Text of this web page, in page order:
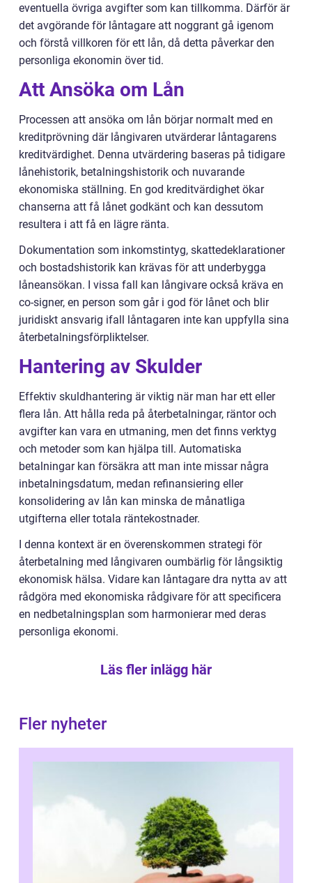
eventuella övriga avgifter som kan tillkomma. Därför är
det avgörande för låntagare att noggrant gå igenom
och förstå villkoren för ett lån, då detta påverkar den
personliga ekonomin över tid.
Att Ansöka om Lån
Processen att ansöka om lån börjar normalt med en
kreditprövning där långivaren utvärderar låntagarens
kreditvärdighet. Denna utvärdering baseras på tidigare
lånehistorik, betalningshistorik och nuvarande
ekonomiska ställning. En god kreditvärdighet ökar
chanserna att få lånet godkänt och kan dessutom
resultera i att få en lägre ränta.
Dokumentation som inkomstintyg, skattedeklarationer
och bostadshistorik kan krävas för att underbygga
låneansökan. I vissa fall kan långivare också kräva en
co-signer, en person som går i god för lånet och blir
juridiskt ansvarig ifall låntagaren inte kan uppfylla sina
återbetalningsförpliktelser.
Hantering av Skulder
Effektiv skuldhantering är viktig när man har ett eller
flera lån. Att hålla reda på återbetalningar, räntor och
avgifter kan vara en utmaning, men det finns verktyg
och metoder som kan hjälpa till. Automatiska
betalningar kan försäkra att man inte missar några
inbetalningsdatum, medan refinansiering eller
konsolidering av lån kan minska de månatliga
utgifterna eller totala räntekostnader.
I denna kontext är en överenskommen strategi för
återbetalning med långivaren oumbärlig för långsiktig
ekonomisk hälsa. Vidare kan låntagare dra nytta av att
rådgöra med ekonomiska rådgivare för att specificera
en nedbetalningsplan som harmonierar med deras
personliga ekonomi.
Läs fler inlägg här
Fler nyheter